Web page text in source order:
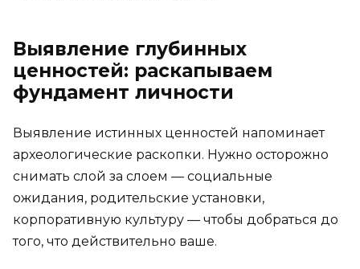
Выявление глубинных
ценностей: раскапываем
фундамент личности
Выявление истинных ценностей напоминает
археологические раскопки. Нужно осторожно
снимать слой за слоем — социальные
ожидания, родительские установки,
корпоративную культуру — чтобы добраться до
того, что действительно ваше.